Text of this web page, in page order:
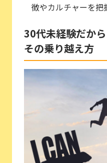
徴やカルチャーを把
30代未経験だか
その乗り越え方